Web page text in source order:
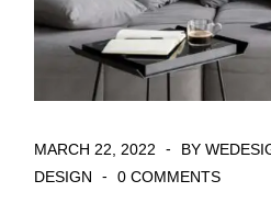
MARCH 22, 2022 BY
DESIGN
0 COMMENTS